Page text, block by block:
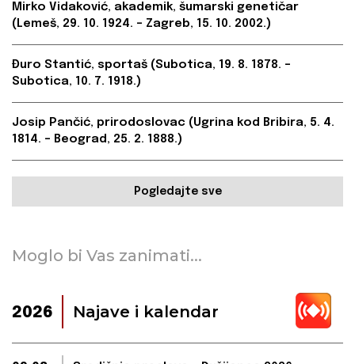
Mirko Vidaković, akademik, šumarski genetičar
(Lemeš, 29. 10. 1924. – Zagreb, 15. 10. 2002.)
Đuro Stantić, sportaš (Subotica, 19. 8. 1878. –
Subotica, 10. 7. 1918.)
Josip Pančić, prirodoslovac (Ugrina kod Bribira, 5. 4.
1814. – Beograd, 25. 2. 1888.)
Pogledajte sve
Moglo bi Vas zanimati...
2026 Najave i kalendar